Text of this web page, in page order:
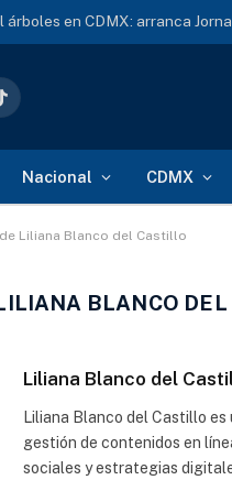
árboles en CDMX: arranca
TikTok
Nacional CDMX
Liliana Blanco del Castillo
BLANCO
Liliana Blanco del
Liliana Blanco del Castillo
gestión de contenidos en
sociales y estrategias